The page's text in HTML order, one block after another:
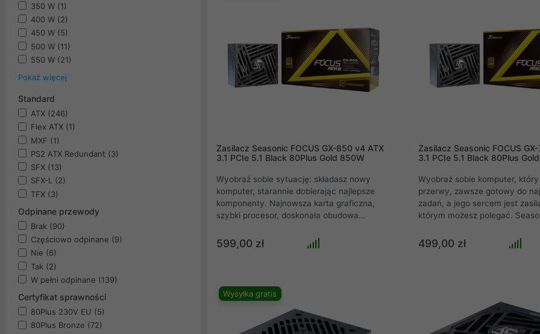
350 W (1)
400 W (2)
450 W (5)
500 W (11)
550 W (21)
Pokaż więcej
Standard
ATX (246)
Flex ATX (1)
MXF (1)
PS2 ATX Redundant (3)
SFX (13)
SFX-L (2)
TFX (3)
Odpinane przewody
Brak (90)
Częściowo odpinane (9)
Nie (6)
Tak (2)
W pełni odpinane (139)
Certyfikat sprawności
80Plus 230V EU (5)
80Plus Bronze (72)
Zasilacz Seasonic FOCUS GX-850 v4 ATX
3.1 PCIe 5.1 Black 80Plus Gold 850W
Wyobraź sobie sytuację: składasz nowy
komputer, starannie dobierając najlepsze
komponenty. Najnowsza karta graficzna,
szybki procesor, doskonała obudowa
maszynę, która sprosta każdemu wyzwaniu.
Ale bez odpowiedniego zasilacza, wszystkie
zasilacz, który nie tylko napędzi twój system,
ale również uczyni to w sposób cichy,
efektywny i stabilny. Modułowa konstrukcja i
innowacyjna technologia OptiSink
599,00 zł
Zasilacz Seasonic FOCUS
3.1 PCIe 5.1 Black 80Plus
Wyobraź sobie komputer, który
przerwy, zawsze gotowy do
zadań, a jego sercem jest
którym możesz polegać.
750W, ale robi to z precyzją i
niezawodnością. W pełni
Twój komputer będzie działać
najwyższych obrotach, nie
499,00 zł
Wysyłka gratis